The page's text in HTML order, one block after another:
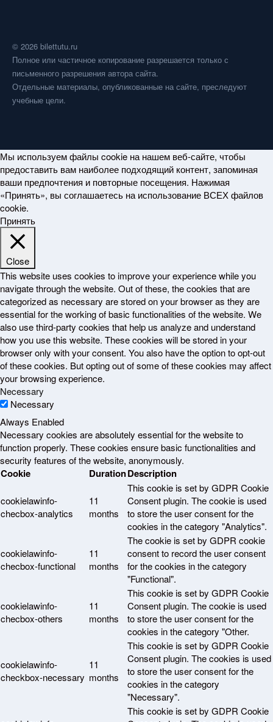
© 2026 bilettutu.ru
Полное или частичное копирование разрешается только с
письменного разрешения автора сайта.
Отдельные материалы, опубликованные на сайте, преследуют
учебные цели.
Мы используем файлы cookie на нашем веб-сайте, чтобы
предоставить вам наиболее подходящий контент, запоминая
ваши предпочтения и повторные посещения. Нажимая
«Принять», вы соглашаетесь на использование ВСЕХ файлов
cookie.
Принять
Close
This website uses cookies to improve your experience while you
navigate through the website. Out of these, the cookies that are
categorized as necessary are stored on your browser as they are
essential for the working of basic functionalities of the website. We
also use third-party cookies that help us analyze and understand
how you use this website. These cookies will be stored in your
browser only with your consent. You also have the option to opt-out
of these cookies. But opting out of some of these cookies may affect
your browsing experience.
Necessary
Necessary
Always Enabled
Necessary cookies are absolutely essential for the website to
function properly. These cookies ensure basic functionalities and
security features of the website, anonymously.
Cookie DurationDescription
cookielawinfo-
checbox-analytics
11
months
This cookie is set by GDPR Cookie
Consent plugin. The cookie is used
to store the user consent for the
cookies in the category "Analytics".
cookielawinfo-
checbox-functional
11
months
The cookie is set by GDPR cookie
consent to record the user consent
for the cookies in the category
"Functional".
cookielawinfo-
checbox-others
11
months
This cookie is set by GDPR Cookie
Consent plugin. The cookie is used
to store the user consent for the
cookies in the category "Other.
cookielawinfo-
checkbox-necessary
11
months
This cookie is set by GDPR Cookie
Consent plugin. The cookies is used
to store the user consent for the
cookies in the category
"Necessary".
This cookie is set by GDPR Cookie